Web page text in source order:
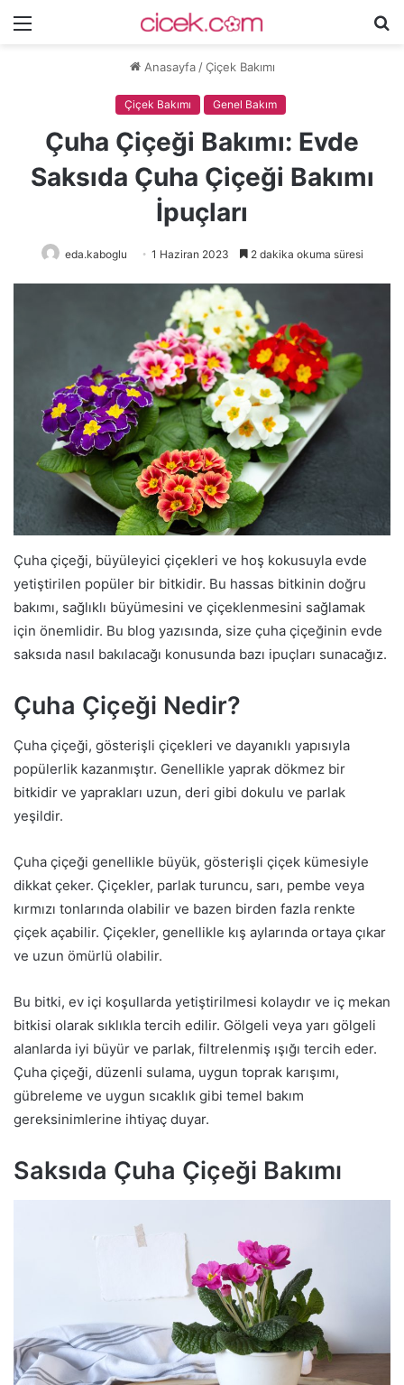
Menü
Anasayfa / Çiçek Bakımı
Çiçek Bakımı Genel Bakım
Çuha Çiçeği Bakımı: Evde
Saksıda Çuha Çiçeği Bakımı
İpuçları
eda.kaboglu 1 Haziran 2023 2 dakika okuma süresi
Çuha çiçeği, büyüleyici çiçekleri ve hoş kokusuyla evde
yetiştirilen popüler bir bitkidir. Bu hassas bitkinin doğru
bakımı, sağlıklı büyümesini ve çiçeklenmesini sağlamak
için önemlidir. Bu blog yazısında, size çuha çiçeğinin evde
saksıda nasıl bakılacağı konusunda bazı ipuçları sunacağız.
Çuha Çiçeği Nedir?
Çuha çiçeği, gösterişli çiçekleri ve dayanıklı yapısıyla
popülerlik kazanmıştır. Genellikle yaprak dökmez bir
bitkidir ve yaprakları uzun, deri gibi dokulu ve parlak
yeşildir.
Çuha çiçeği genellikle büyük, gösterişli çiçek kümesiyle
dikkat çeker. Çiçekler, parlak turuncu, sarı, pembe veya
kırmızı tonlarında olabilir ve bazen birden fazla renkte
çiçek açabilir. Çiçekler, genellikle kış aylarında ortaya çıkar
ve uzun ömürlü olabilir.
Bu bitki, ev içi koşullarda yetiştirilmesi kolaydır ve iç mekan
bitkisi olarak sıklıkla tercih edilir. Gölgeli veya yarı gölgeli
alanlarda iyi büyür ve parlak, filtrelenmiş ışığı tercih eder.
Çuha çiçeği, düzenli sulama, uygun toprak karışımı,
gübreleme ve uygun sıcaklık gibi temel bakım
gereksinimlerine ihtiyaç duyar.
Saksıda Çuha Çiçeği Bakımı